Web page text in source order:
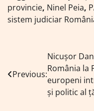
provincie, Ninel Peia,
sistem judiciar
Navigare
în
articole
Previous:
Nicușor
România la
europeni
și politic al